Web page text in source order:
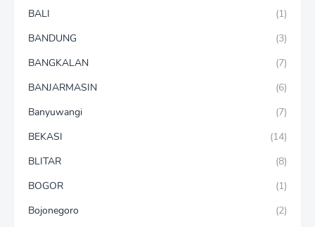
BALI
(1)
BANDUNG
(3)
BANGKALAN
(7)
BANJARMASIN
(6)
Banyuwangi
(7)
BEKASI
(14)
BLITAR
(8)
BOGOR
(1)
Bojonegoro
(2)